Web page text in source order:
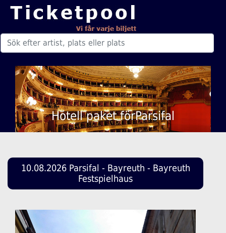
Hotell paket förParsifal
10.08.2026 Parsifal - Bayreuth - Bayreuth
Festspielhaus